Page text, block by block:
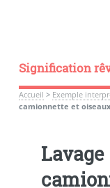
Signification
Accueil > Exemple
camionnette et
Lavage